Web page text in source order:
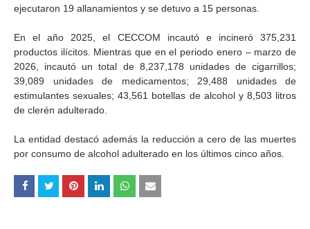
ejecutaron 19 allanamientos y se detuvo a 15 personas.
En el año 2025, el CECCOM incautó e incineró 375,231
productos ilícitos. Mientras que en el periodo enero – marzo de
2026, incautó un total de 8,237,178 unidades de cigarrillos;
39,089 unidades de medicamentos; 29,488 unidades de
estimulantes sexuales; 43,561 botellas de alcohol y 8,503 litros
de clerén adulterado.
La entidad destacó además la reducción a cero de las muertes
por consumo de alcohol adulterado en los últimos cinco años.